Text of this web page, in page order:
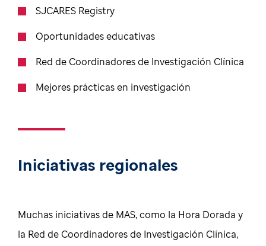
SJCARES Registry
Oportunidades educativas
Red de Coordinadores de Investigación Clínica
Mejores prácticas en investigación
Iniciativas regionales
Muchas iniciativas de MAS, como la Hora Dorada y
la Red de Coordinadores de Investigación Clínica,